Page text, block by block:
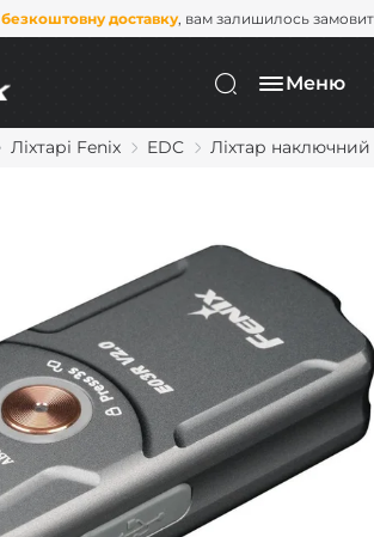
безкоштовну доставку, вам залишилось
Меню
Ліхтарі Fenix EDC Ліхтар наключний